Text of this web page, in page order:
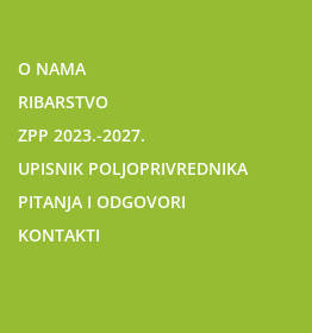
O NAMA
RIBARSTVO
ZPP 2023.-2027.
UPISNIK POLJOPRIVREDNIKA
PITANJA I ODGOVORI
KONTAKTI